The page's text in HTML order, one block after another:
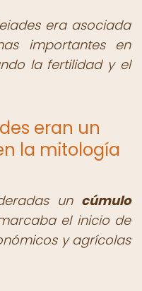
era asociada
importantes en
la fertilidad y el
eran un
la mitología
un cúmulo
el inicio de
y agrícolas